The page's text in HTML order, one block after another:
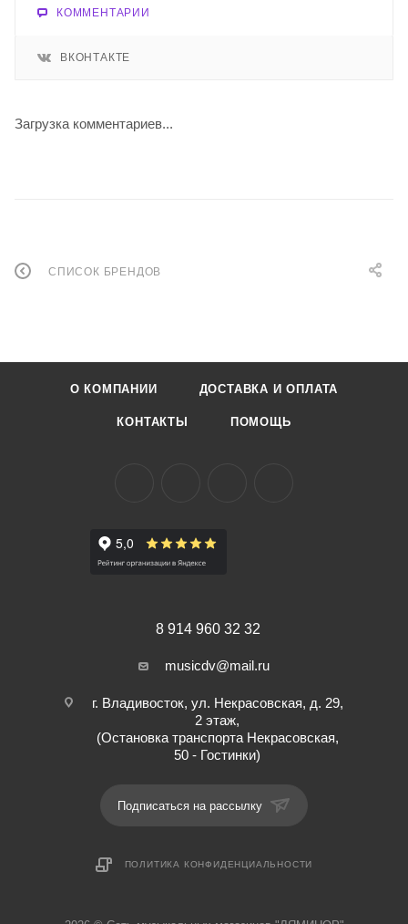
КОММЕНТАРИИ
ВКОНТАКТЕ
Загрузка комментариев...
СПИСОК БРЕНДОВ
О КОМПАНИИ ДОСТАВКА И ОПЛАТА
КОНТАКТЫ ПОМОЩЬ
8 914 960 32 32
musicdv@mail.ru
г. Владивосток, ул. Некрасовская, д. 29,
2 этаж,
(Остановка транспорта Некрасовская,
50 - Гостинки)
Подписаться на рассылку
ПОЛИТИКА КОНФИДЕНЦИАЛЬНОСТИ